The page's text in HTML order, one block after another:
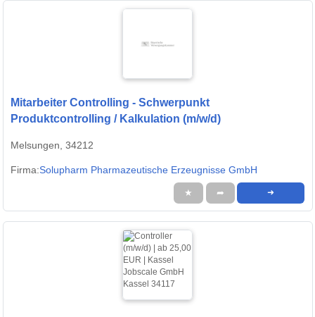
Mitarbeiter Controlling - Schwerpunkt
Produktcontrolling / Kalkulation (m/w/d)
Melsungen, 34212
Firma:Solupharm Pharmazeutische Erzeugnisse GmbH
★ ➦ ➜